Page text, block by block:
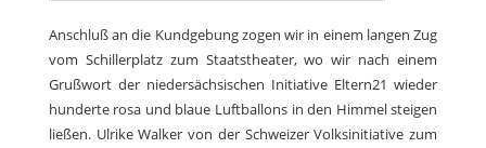
Anschluß an die Kundgebung zogen wir in einem langen Zug
vom Schillerplatz zum Staatstheater, wo wir nach einem
Grußwort der niedersächsischen Initiative Eltern21 wieder
hunderte rosa und blaue Luftballons in den Himmel steigen
ließen. Ulrike Walker von der Schweizer Volksinitiative zum